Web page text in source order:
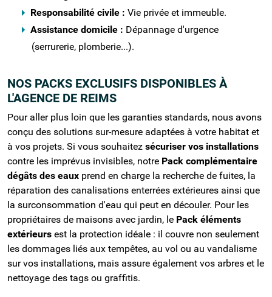
Responsabilité civile : Vie privée et immeuble.
Assistance domicile : Dépannage d'urgence
(serrurerie, plomberie...).
NOS PACKS EXCLUSIFS DISPONIBLES À
L'AGENCE DE REIMS
Pour aller plus loin que les garanties standards, nous avons
conçu des solutions sur-mesure adaptées à votre habitat et
à vos projets. Si vous souhaitez sécuriser vos installations
contre les imprévus invisibles, notre Pack complémentaire
dégâts des eaux prend en charge la recherche de fuites, la
réparation des canalisations enterrées extérieures ainsi que
la surconsommation d'eau qui peut en découler. Pour les
propriétaires de maisons avec jardin, le Pack éléments
extérieurs est la protection idéale : il couvre non seulement
les dommages liés aux tempêtes, au vol ou au vandalisme
sur vos installations, mais assure également vos arbres et le
nettoyage des tags ou graffitis.